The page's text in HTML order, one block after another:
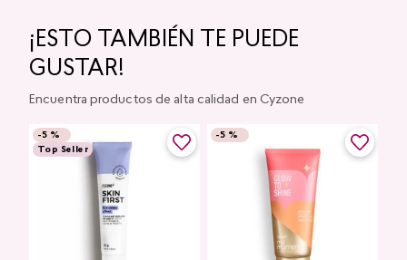
¡ESTO TAMBIÉN TE PUEDE
GUSTAR!
Encuentra productos de alta calidad en Cyzone
-5 %
Top Seller
-5 %